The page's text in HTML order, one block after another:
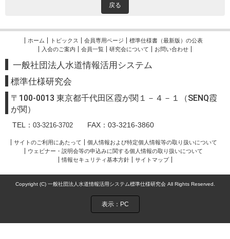
戻る
ホーム トピックス 会員専用ページ
標準仕様書（最新版）の公表
入会のご案内
会員一覧 研究会について お問い合わせ
一般社団法人水道情報活用システム
標準仕様研究会
〒100-0013 東京都千代田区霞が関１－４－１（SENQ霞
が関）
TEL： 03-3216-3702 FAX：03-3216-3860
サイトのご利用にあたって
個人情報および特定個人情報等の取り扱いについて
ウェビナー・説明会等の申込みに関する個人情報の取り扱いについて
情報セキュリティ基本方針
サイトマップ
Copyright (C) 一般社団法人水道情報活用システム標準仕様研究会 All Rights Reserved.
表示：PC